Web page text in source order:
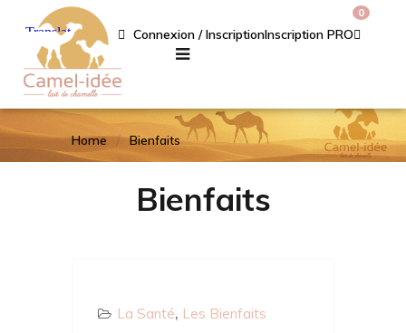
Connexion / InscriptionInscription PRO
0
Home Bienfaits
Bienfaits
La Santé Les Bienfaits